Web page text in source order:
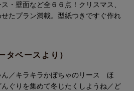
・壁面など全６６点！クリスマス、
たプラン満載。型紙つきですぐ作れ
タベースより）
ん／キラキラかぼちゃのリース ほ
ぐりを集めて冬じたくしようね／ど